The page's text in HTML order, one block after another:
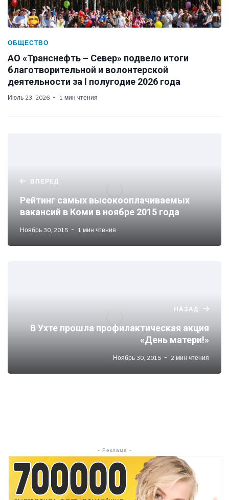
ОБЩЕСТВО
АО «Транснефть – Север» подвело итоги
благотворительной и волонтерской
деятельности за I полугодие 2026 года
Июль 23, 2026 1 мин чтения
ВПЕРЕД
Рейтинг самых высокооплачиваемых
вакансий в Коми в ноябре 2015 года
Ноябрь 30, 2015 1 мин чтения
НАЗАД
В Ухте прошла профилактическая акция
«День матери!»
Ноябрь 30, 2015 2 мин чтения
- Реклама -